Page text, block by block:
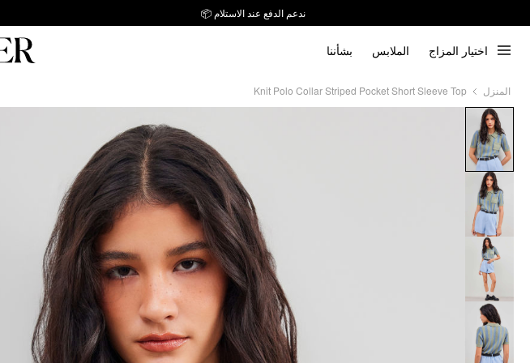
توصيل خلال 7 أيام إلى جميع دول الخليج
اختيار المزاج الملابس بشأننا
المنزل Knit Polo Collar Striped Pocket Short Sleeve Top